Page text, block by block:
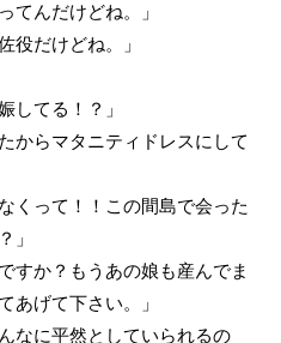
てんだけどね。」
役だけどね。」
してる！？」
からマタニティドレスにして
くって！！この間島で会った
」
すか？もうあの娘も産んでま
あげて下さい。」
なに平然としていられるの